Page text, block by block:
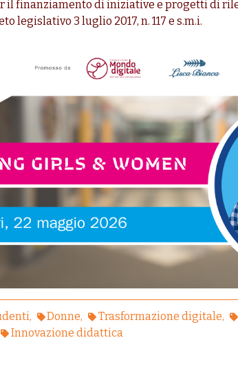
il finanziamento di iniziative e progetti di
legislativo 3 luglio 2017, n. 117 e s.m.i.
Donne Trasformazione digitale
Innovazione didattica